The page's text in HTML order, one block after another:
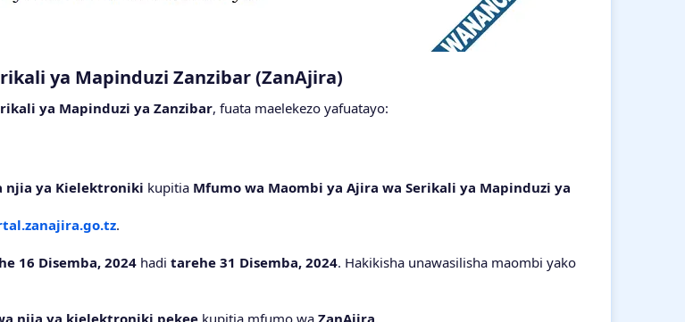
ya Mapinduzi Zanzibar (ZanAjira)​
ya Mapinduzi ya Zanzibar, fuata maelekezo yafuatayo:
njia ya Kielektroniki kupitia Mfumo wa Maombi ya Ajira wa Serikali ya Mapinduzi ya
.
16 Disemba, 2024 hadi tarehe 31 Disemba, 2024. Hakikisha unawasilisha maombi yako
njia ya kielektroniki pekee kupitia mfumo wa ZanAjira.